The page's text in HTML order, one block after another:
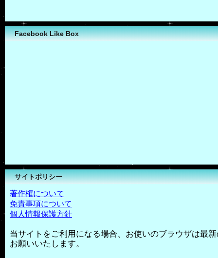
Facebook Like Box
サイトポリシー
著作権について
免責事項について
個人情報保護方針
当サイトをご利用になる場合、お使いのブラウザは最
お願いいたします。